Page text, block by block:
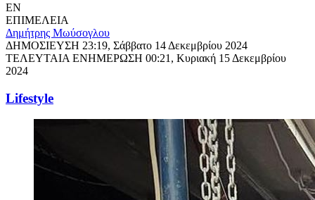
EN
ΕΠΙΜΕΛΕΙΑ
Δημήτρης Μωύσογλου
ΔΗΜΟΣΙΕΥΣΗ 23:19, Σάββατο 14 Δεκεμβρίου 2024
ΤΕΛΕΥΤΑΙΑ ΕΝΗΜΕΡΩΣΗ 00:21, Κυριακή 15 Δεκεμβρίου
2024
Lifestyle